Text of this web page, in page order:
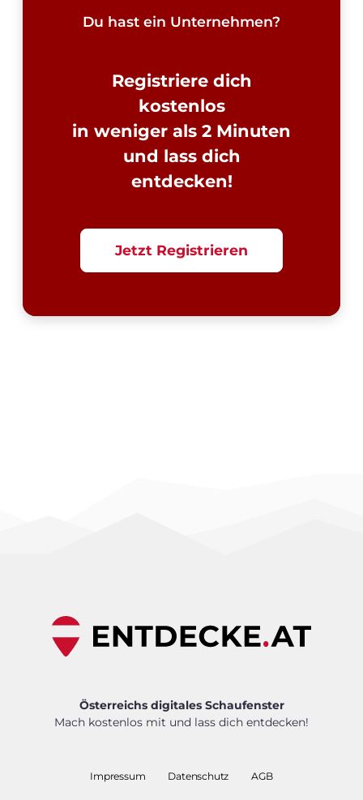
Du hast ein Unternehmen?
Registriere dich
kostenlos
in weniger als 2 Minuten
und lass dich
entdecken!
Jetzt Registrieren
Österreichs digitales Schaufenster
Mach kostenlos mit und lass dich entdecken!
Impressum Datenschutz AGB